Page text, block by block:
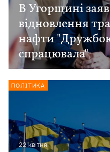
В Угорщині
відновлення
нафти
спрацювала"
22 квiтня
ПОЛІТИКА